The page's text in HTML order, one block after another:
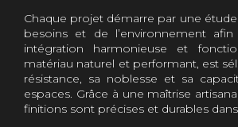
Chaque projet démarre par une
besoins et de l’environnement
intégration harmonieuse et
matériau naturel et performant, est
résistance, sa noblesse et sa
espaces. Grâce à une maîtrise
finitions sont précises et durables